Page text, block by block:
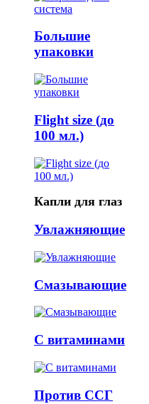
Большие
упаковки
Flight size (до
100 мл.)
Капли для глаз
Увлажняющие
Смазывающие
С витаминами
Против ССГ